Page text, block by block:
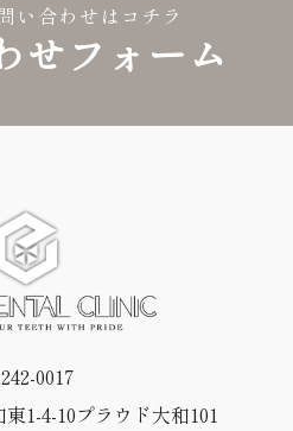
い合わせはコチラ
せフォーム
0017
1-4-10プラウド大和101